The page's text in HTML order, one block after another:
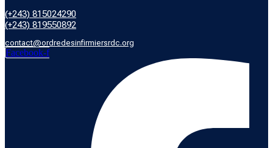
(+243) 815024290
(+243) 819550892
contact@ordredesinfirmiersrdc.org
Facebook-f